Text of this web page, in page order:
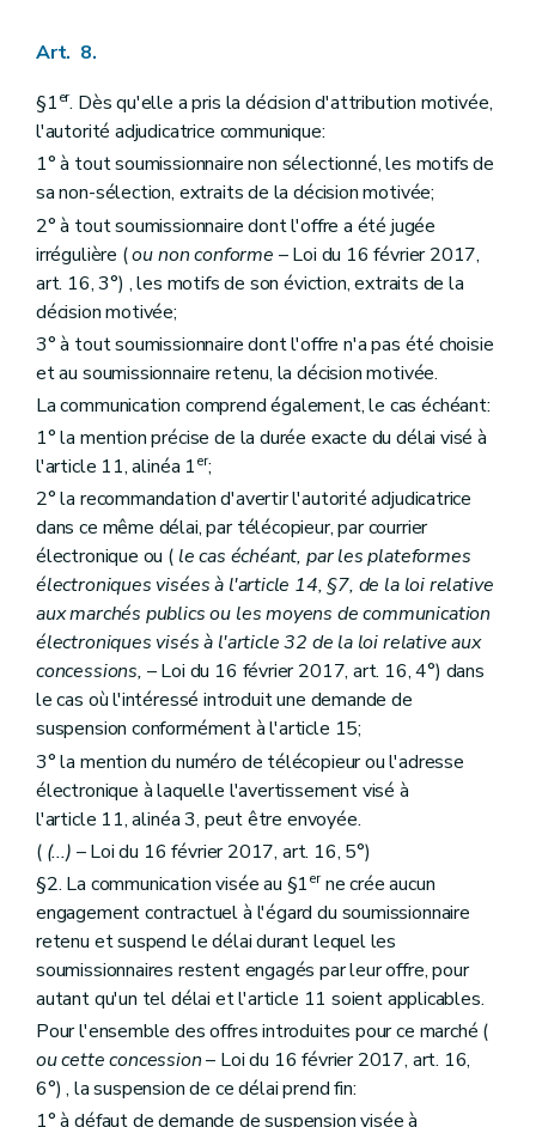
Art. 8.
§1er. Dès qu'elle a pris la décision d'attribution motivée,
l'autorité adjudicatrice communique:
1° à tout soumissionnaire non sélectionné, les motifs de
sa non-sélection, extraits de la décision motivée;
2° à tout soumissionnaire dont l'offre a été jugée
irrégulière (ou non conforme – Loi du 16 février 2017,
art. 16, 3°) , les motifs de son éviction, extraits de la
décision motivée;
3° à tout soumissionnaire dont l'offre n'a pas été choisie
et au soumissionnaire retenu, la décision motivée.
La communication comprend également, le cas échéant:
1° la mention précise de la durée exacte du délai visé à
l'article 11, alinéa 1er;
2° la recommandation d'avertir l'autorité adjudicatrice
dans ce même délai, par télécopieur, par courrier
électronique ou ( le cas échéant, par les plateformes
électroniques visées à l'article 14, §7, de la loi relative
aux marchés publics ou les moyens de communication
électroniques visés à l'article 32 de la loi relative aux
concessions, – Loi du 16 février 2017, art. 16, 4°) dans
le cas où l'intéressé introduit une demande de
suspension conformément à l'article 15;
3° la mention du numéro de télécopieur ou l'adresse
électronique à laquelle l'avertissement visé à
l'article 11, alinéa 3, peut être envoyée.
( (...) – Loi du 16 février 2017, art. 16, 5°)
§2. La communication visée au §1erne crée aucun
engagement contractuel à l'égard du soumissionnaire
retenu et suspend le délai durant lequel les
soumissionnaires restent engagés par leur offre, pour
autant qu'un tel délai et l'article 11 soient applicables.
Pour l'ensemble des offres introduites pour ce marché (
ou cette concession– Loi du 16 février 2017, art. 16,
6°) , la suspension de ce délai prend fin:
1° à défaut de demande de suspension visée à